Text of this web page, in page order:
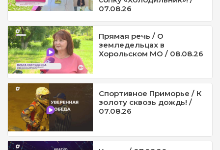
07.08.26
Прямая речь / О
земледельцах в
Хорольском МО / 08.08.26
Спортивное Приморье / К
золоту сквозь дождь! /
07.08.26